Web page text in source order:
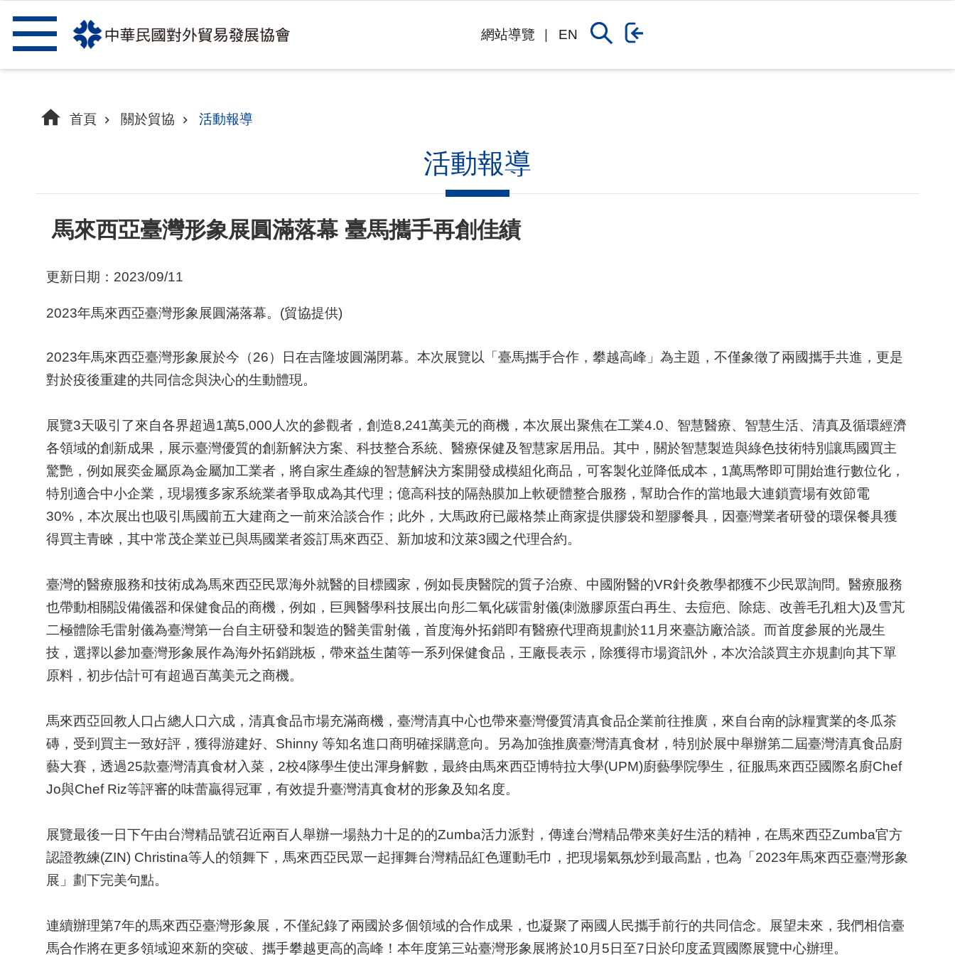
跳到主要內容區塊
網站導覽 EN
首頁 關於貿協 活動報導
活動報導
馬來西亞臺灣形象展圓滿落幕 臺馬攜手再創佳績
更新日期：2023/09/11
2023年馬來西亞臺灣形象展圓滿落幕。(貿協提供)
2023年馬來西亞臺灣形象展於今（26）日在吉隆坡圓滿閉幕。本次展覽以「臺馬攜手合作，攀越高峰」為主題，不僅象徵了兩國攜手共進，更是
對於疫後重建的共同信念與決心的生動體現。
展覽3天吸引了來自各界超過1萬5,000 人次的參觀者，創造8,241萬美元的商機，本次展出聚焦在工業4.0、智慧醫療、智慧生活、清真及循環經濟
各領域的創新成果，展示臺灣優質的創新解決方案、科技整合系統、醫療保健及智慧家居用品。其中，關於智慧製造與綠色技術特別讓馬國買主
驚艷，例如展奕金屬原為金屬加工業者，將自家生產線的智慧解決方案開發成模組化商品，可客製化並降低成本， 1萬馬幣即可開始進行數位化，
特別適合中小企業，現場獲多家系統業者爭取成為其代理；億高科技的隔熱膜加上軟硬體整合服務，幫助合作的當地最大連鎖賣場有效節電
30%，本次展出也吸引馬國前五大建商之一前來洽談合作；此外，大馬政府已嚴格禁止商家提供膠袋和塑膠餐具，因臺灣業者研發的環保餐具獲
得買主青睞，其中常茂企業並已與馬國業者簽訂馬來西亞、新加坡和汶萊3國之代理合約。
臺灣的醫療服務和技術成為馬來西亞民眾海外就醫的目標國家，例如長庚醫院的質子治療、中國附醫的VR針灸教學都獲不少民眾詢問。醫療服務
也帶動相關設備儀器和保健食品的商機，例如，巨興醫學科技展出向彤二氧化碳雷射儀(刺激膠原蛋白再生、去痘疤、除痣、改善毛孔粗大)及雪芃
二極體除毛雷射儀為臺灣第一台自主研發和製造的醫美雷射儀，首度海外拓銷即有醫療代理商規劃於11 月來臺訪廠洽談。 而首度參展的光晟生
技，選擇以參加臺灣形象展作為海外拓銷跳板，帶來益生菌等一系列保健食品，王廠長表示，除獲得市場資訊外，本次洽談買主亦規劃向其下單
原料，初步估計可有超過百萬美元之商機。
馬來西亞回教人口占總人口六成，清真食品市場充滿商機，臺灣清真中心也帶來臺灣優質清真食品企業前往推廣，來自台南的詠糧實業的冬瓜茶
磚，受到買主一致好評，獲得游建好、 Shinny 等知名進口商明確採購意向。另為加強推廣臺灣清真食材，特別於展中舉辦第二屆臺灣清真食品廚
藝大賽，透過25款臺灣清真食材入菜， 2校4隊學生使出渾身解數，最終由馬來西亞博特拉大學(UPM)廚藝學院學生，征服馬來西亞國際名廚Chef
Jo與Chef Riz等評審的味蕾贏得冠軍，有效提升臺灣清真食材的形象及知名度。
展覽最後一日下午由台灣精品號召近兩百人舉辦一場熱力十足的的Zumba活力派對，傳達台灣精品帶來美好生活的精神，在馬來西亞Zumba官方
認證教練(ZIN) Christina等人的領舞下，馬來西亞民眾一起揮舞台灣精品紅色運動毛巾，把現場氣氛炒到最高點，也為「 2023年馬來西亞臺灣形象
展」劃下完美句點。
連續辦理第7年的馬來西亞臺灣形象展，不僅紀錄了兩國於多個領域的合作成果，也凝聚了兩國人民攜手前行的共同信念。展望未來，我們相信臺
馬合作將在更多領域迎來新的突破、攜手攀越更高的高峰！本年度第三站臺灣形象展將於10 月 5 日至7 日於印度孟買國際展覽中心辦理。